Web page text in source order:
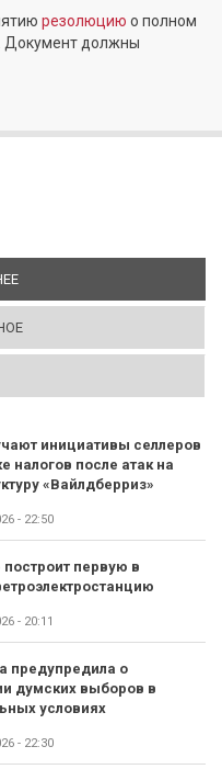
резолюцию о полном
Документ должны
(АКТИВНАЯ ВКЛАДКА)
инициативы селлеров
налогов после атак на
«Вайлдберриз»
- 22:50
первую в
- 20:11
предупредила о
думских выборов в
условиях
- 22:30